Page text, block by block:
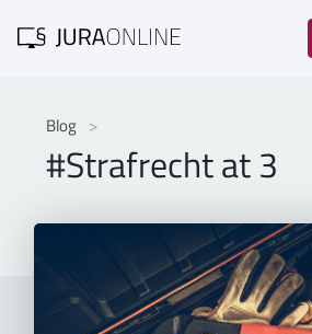
Blog
#Strafrecht at 3